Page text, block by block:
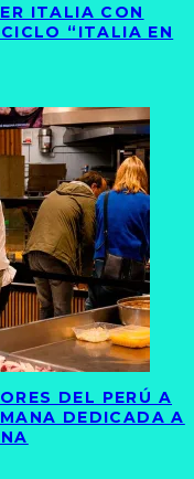
ITALIA CON
“ITALIA EN
DEL PERÚ A
DEDICADA A